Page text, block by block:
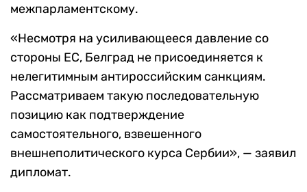
межпарламентскому.
«Несмотря на усиливающееся давление со
стороны ЕС, Белград не присоединяется к
нелегитимным антироссийским санкциям.
Рассматриваем такую последовательную
позицию как подтверждение
самостоятельного, взвешенного
внешнеполитического курса Сербии», — заявил
дипломат.